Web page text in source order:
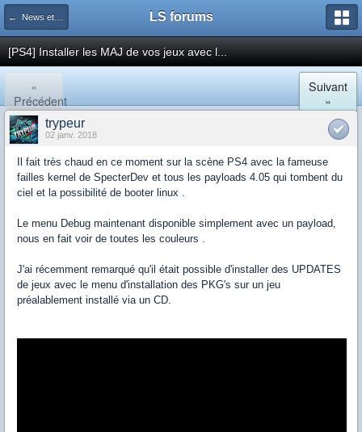
← News et actualités postées sur LS LS forums
[PS4] Installer les MAJ de vos jeux avec l...
«
Précédent
Suivant
»
trypeur
02 janv. 2018
Il fait très chaud en ce moment sur la scène PS4 avec la fameuse
failles kernel de SpecterDev et tous les payloads 4.05 qui tombent du
ciel et la possibilité de booter linux .
Le menu Debug maintenant disponible simplement avec un payload,
nous en fait voir de toutes les couleurs .
J'ai récemment remarqué qu'il était possible d'installer des UPDATES
de jeux avec le menu d'installation des PKG's sur un jeu
préalablement installé via un CD.